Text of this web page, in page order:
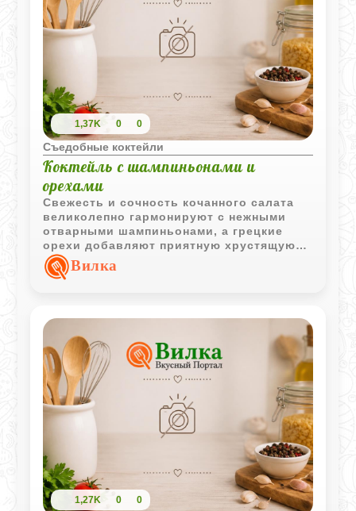
1,37K 0 0
Съедобные коктейли
Коктейль с шампиньонами и
орехами
Свежесть и сочность кочанного салата
великолепно гармонируют с нежными
отварными шампиньонами, а грецкие
орехи добавляют приятную хрустящую
текстуру и легкую терпкость. Заправка на
основе качественного растительного
перебивая их естественный вкус.
Вилка
1,27K 0 0